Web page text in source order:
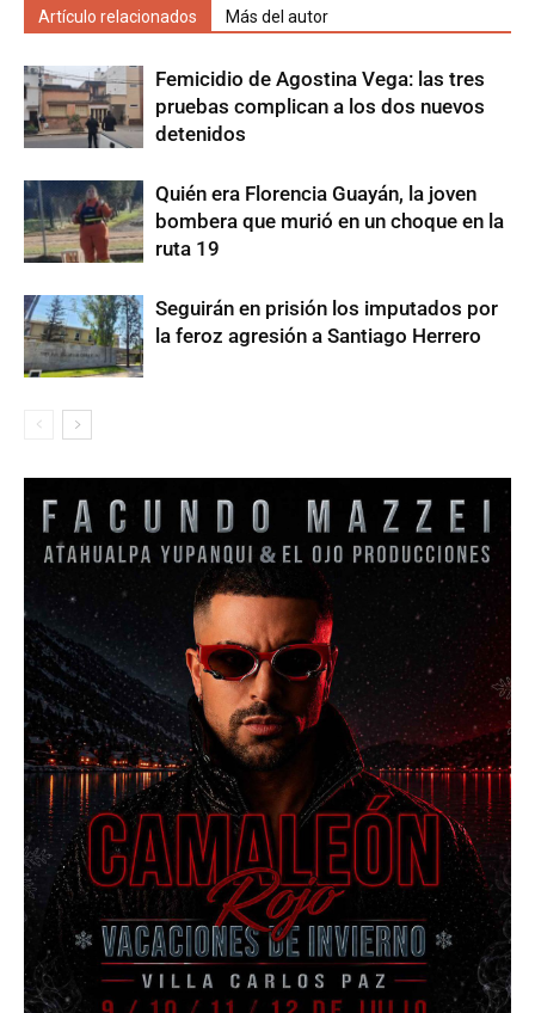
Artículo relacionados Más del autor
Femicidio de Agostina Vega: las tres
pruebas complican a los dos nuevos
detenidos
Quién era Florencia Guayán, la joven
bombera que murió en un choque en la
ruta 19
Seguirán en prisión los imputados por
la feroz agresión a Santiago Herrero